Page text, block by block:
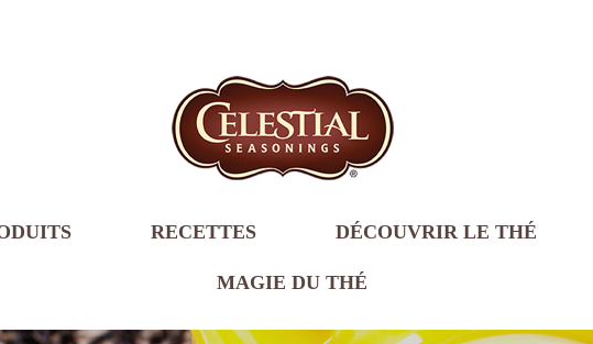
RECETTES DÉCOUVRIR LE THÉ
MAGIE DU THÉ